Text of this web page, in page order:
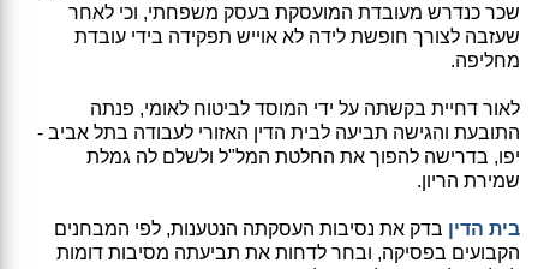
שכר כנדרש מעובדת המועסקת בעסק משפחתי, וכי לאחר
שעזבה לצורך חופשת לידה לא אוייש תפקידה בידי עובדת
מחליפה.
לאור דחיית בקשתה על ידי המוסד לביטוח לאומי, פנתה
התובעת והגישה תביעה לבית הדין האזורי לעבודה בתל אביב -
יפו, בדרישה להפוך את החלטת המל"ל ולשלם לה גמלת
שמירת הריון.
בית הדין בדק את נסיבות העסקתה הנטענות, לפי המבחנים
הקבועים בפסיקה, ובחר לדחות את תביעתה מסיבות דומות